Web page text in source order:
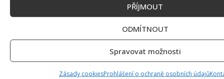
PŘÍJMOUT
ODMÍTNOUT
Spravovat možnosti
Zásady cookiesProhlášení o ochraně osobních údajů
Vaše e-mailová adresa nebude zveřejněna.
Vyžadované informace jsou označeny*